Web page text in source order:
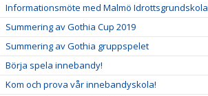
Informationsmöte med Malmö Idrottsgrundskola
Summering av Gothia Cup 2019
Summering av Gothia gruppspelet
Börja spela innebandy!
Kom och prova vår innebandyskola!